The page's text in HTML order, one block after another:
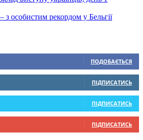
з особистим рекордом у Бельгії
ПОДОБАЄТЬСЯ
ПІДПИСАТИСЬ
ПІДПИСАТИСЬ
ПІДПИСАТИСЬ